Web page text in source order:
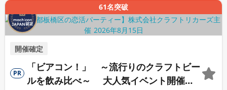
61名突破
開催確定
PR
「ビアコン！」 ～流行りのクラフトビー
ルを飲み比べ～ 大人気イベント開催！